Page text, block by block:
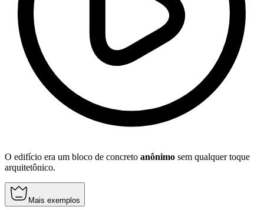
O edifício era um bloco de concreto anônimo sem qualquer toque
arquitetônico.
Mais exemplos